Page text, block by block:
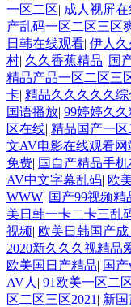
一区二区| 成人视屏
产乱码一区二区三区
日韩在线观看| 伊人
村| 久久香蕉精品| 国
精品产品一区二区三
卡| 精品久久久久久综
国语播放| 99婷婷久
区在线| 精品国产一
文AV电影在线观看网
免费| 国自产精品手
AV中文字幕乱码| 欧
WWW| 国产99视频
美日韩一卡二卡三乱
视频| 欧美日韩国产
2020新久久久视精品
欧美国日产精品| 国
AV人 | 91欧美一区二
区二区三区2021 | 新